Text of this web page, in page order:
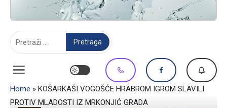
Home » KOŠARKAŠI VOGOŠĆE HRABROM IGROM SLAVILI
PROTIV MLADOSTI IZ MRKONJIĆ GRADA